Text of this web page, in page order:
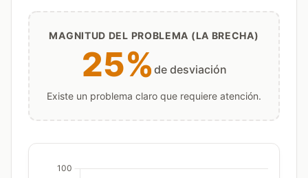
MAGNITUD DEL PROBLEMA (LA BRECHA)
25% de desviación
Existe un problema claro que requiere atención.